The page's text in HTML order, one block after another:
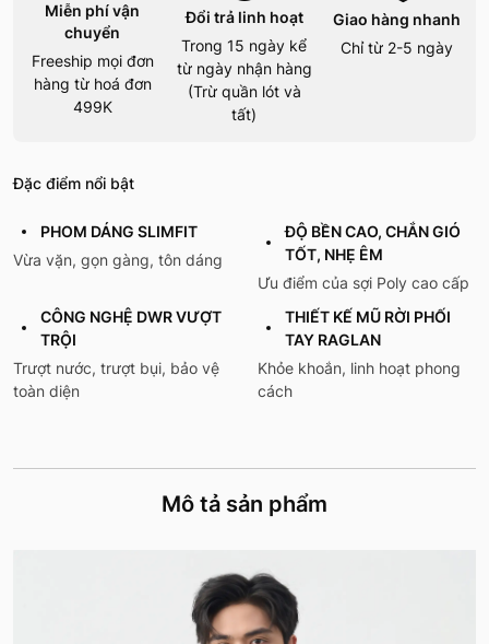
Miễn phí vận
chuyển
Freeship mọi đơn
hàng từ hoá đơn
499K
Đổi trả linh hoạt
Trong 15 ngày kể
từ ngày nhận hàng
(Trừ quần lót và
tất)
Giao hàng nhanh
Chỉ từ 2-5 ngày
Đặc điểm nổi bật
PHOM DÁNG SLIMFIT
Vừa vặn, gọn gàng, tôn dáng
ĐỘ BỀN CAO, CHẮN GIÓ
TỐT, NHẸ ÊM
Ưu điểm của sợi Poly cao cấp
CÔNG NGHỆ DWR VƯỢT
TRỘI
Trượt nước, trượt bụi, bảo vệ
toàn diện
THIẾT KẾ MŨ RỜI PHỐI
TAY RAGLAN
Khỏe khoắn, linh hoạt phong
cách
Mô tả sản phẩm